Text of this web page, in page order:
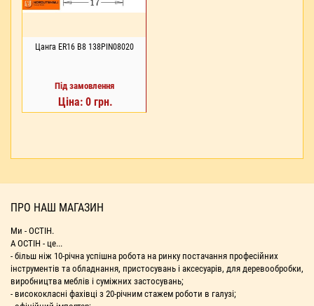
Цанга ER16 В8 138PIN08020
Під замовлення
Ціна: 0 грн.
ПРО НАШ МАГАЗИН
Ми - ОСТІН.
А ОСТІН - це...
- більш ніж 10-річна успішна робота на ринку постачання професійних
інструментів та обладнання, пристосувань і аксесуарів, для деревообробки,
виробництва меблів і суміжних застосувань;
- висококласні фахівці з 20-річним стажем роботи в галузі;